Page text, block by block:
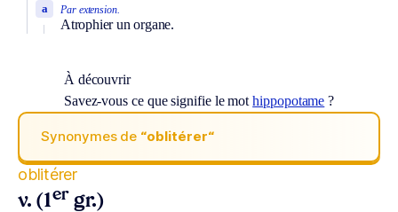
Par extension.
Atrophier un organe.
a
À découvrir
Savez-vous ce que signifie le mothippopotame ?
Synonymes de “oblitérer“
oblitérer
v. (1er gr.)